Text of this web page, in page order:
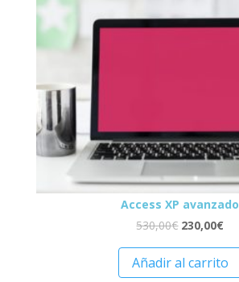
Access XP avanzado
530,00€ 230,00€
Añadir al carrito